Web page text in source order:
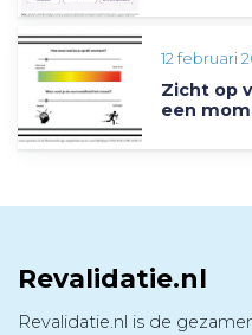
12 februari
Zicht op
een
Revalidatie.nl
Revalidatie.nl is de